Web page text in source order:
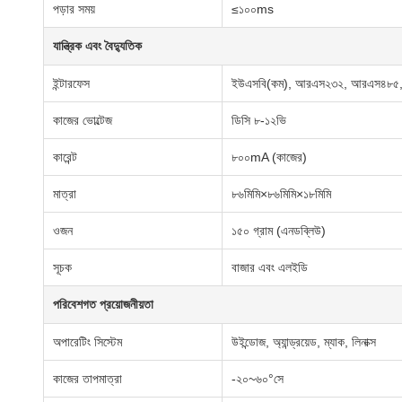
পড়ার সময় ≤১০০ms
যান্ত্রিক এবং বৈদ্যুতিক
ইন্টারফেস ইউএসবি(কম), আরএস২৩২, আরএস৪৮৫,
কাজের ভোল্টেজ ডিসি ৮-১২ভি
কারেন্ট ৮০০mA (কাজের)
মাত্রা ৮৬মিমি×৮৬মিমি×১৮মিমি
ওজন ১৫০ গ্রাম (এনডব্লিউ)
সূচক বাজার এবং এলইডি
পরিবেশগত প্রয়োজনীয়তা
অপারেটিং সিস্টেম উইন্ডোজ, অ্যান্ড্রয়েড, ম্যাক, লিনাক্স
কাজের তাপমাত্রা -২০~৬০°সে